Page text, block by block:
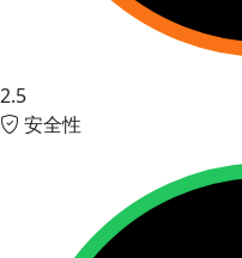
2.5
安全性